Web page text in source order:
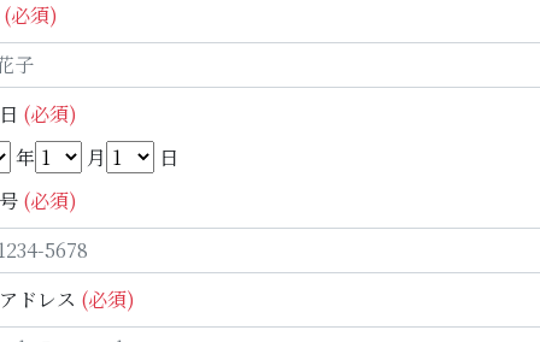
(必須)
(必須)
年
月
日
(必須)
ドレス (必須)